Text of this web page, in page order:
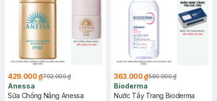
429.000 ₫702.000 ₫
Anessa
Sữa Chống Nắng Anessa
363.000 ₫560.000 ₫
Bioderma
Nước Tẩy Trang Bioderma